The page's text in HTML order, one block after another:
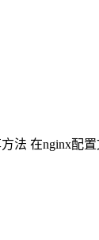
在nginx配置